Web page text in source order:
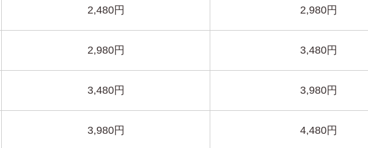
2,480円 2,980円
2,980円 3,480円
3,480円 3,980円
3,980円 4,480円